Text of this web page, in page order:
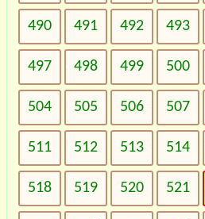
490 491 492 493
497 498 499 500
504 505 506 507
511 512 513 514
518 519 520 521